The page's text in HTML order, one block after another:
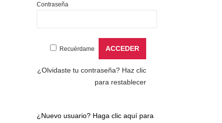
Contraseña
Recuérdame
¿Olvidaste tu contraseña? Haz clic
para restablecer
¿Nuevo usuario? Haga clic aquí para